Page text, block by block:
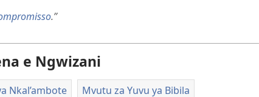
.”
e Ngwizani
Nkal’ambote Mvutu za Yuvu ya Bibila